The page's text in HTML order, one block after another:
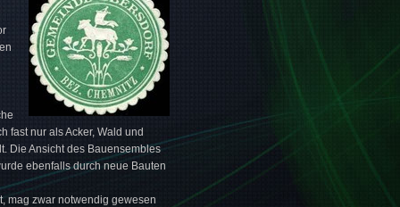
fast nur als Acker, Wald und
Die Ansicht des Bauensembles
ebenfalls durch neue Bauten
mag zwar notwendig gewesen